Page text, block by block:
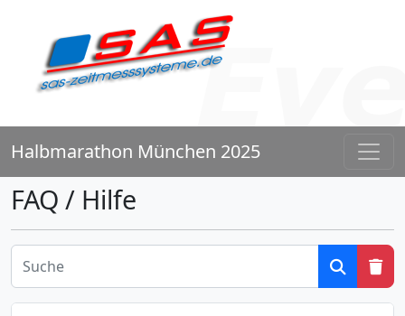
Halbmarathon München 2025
FAQ / Hilfe